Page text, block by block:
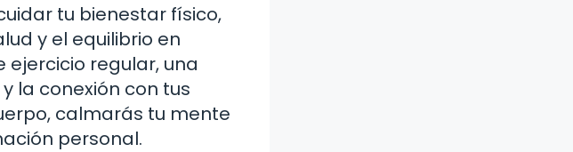
tu bienestar físico,
y el equilibrio en
regular, una
la conexión con tus
calmarás tu mente
personal.